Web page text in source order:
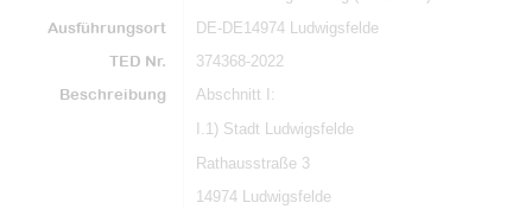
Ausführungsort
DE-DE14974 Ludwigsfelde
TED Nr.
374368-2022
Beschreibung
Abschnitt I:
I.1) Stadt Ludwigsfelde
Rathausstraße 3
14974 Ludwigsfelde